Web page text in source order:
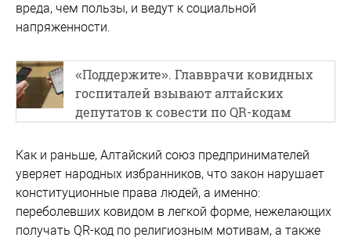
вреда, чем пользы, и ведут к социальной
напряженности.
«Поддержите». Главврачи ковидных
госпиталей взывают алтайских
депутатов к совести по QR-кодам
Как и раньше, Алтайский союз предпринимателей
уверяет народных избранников, что закон нарушает
конституционные права людей, а именно:
переболевших ковидом в легкой форме, нежелающих
получать QR-код по религиозным мотивам, а также